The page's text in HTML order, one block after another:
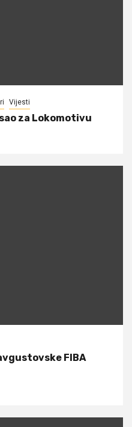
Vijesti
za Lokomotivu
FIBA